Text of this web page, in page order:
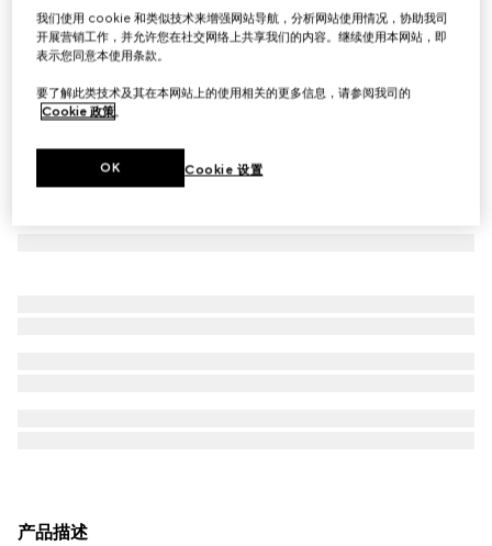
€ 3.200
产品描述
我们使用 cookie 和类似技术来增强网站导航，分析网站使用情况，协助我司
开展营销工作，并允许您在社交网络上共享我们的内容。继续使用本网站，即
表示您同意本使用条款。
要了解此类技术及其在本网站上的使用相关的更多信息，请参阅我司的
Cookie 政策。
Cookie 设置
OK